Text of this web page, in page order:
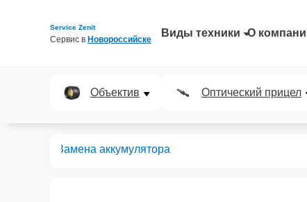
Service Zenit
Сервис в Новороссийске
Виды техники О
Объектив Оптический прицел
Замена аккумулятора